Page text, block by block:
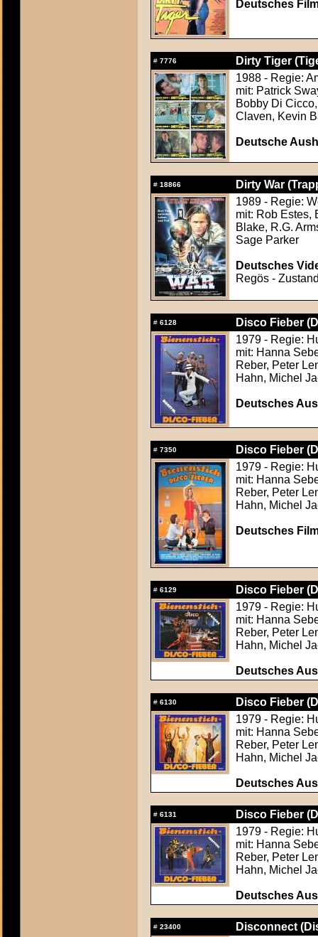
Deutsches
# 7776
Dirty Tiger
1988 - Regie:
mit: Patrick
Bobby Di
Claven, Kevin
Deutsche
# 18866
Dirty War
1989 - Regie:
mit: Rob Estes,
Blake, R.G.
Sage Parker
Deutsches
Regös -
# 6128
Disco Fieber
1979 - Regie:
mit: Hanna
Reber, Peter
Hahn, Michel
Deutsches
# 7350
Disco Fieber
1979 - Regie:
mit: Hanna
Reber, Peter
Hahn, Michel
Deutsches
# 6129
Disco Fieber
1979 - Regie:
mit: Hanna
Reber, Peter
Hahn, Michel
Deutsches
# 6130
Disco Fieber
1979 - Regie:
mit: Hanna
Reber, Peter
Hahn, Michel
Deutsches
# 6131
Disco Fieber
1979 - Regie:
mit: Hanna
Reber, Peter
Hahn, Michel
Deutsches
# 23400
Disconnect